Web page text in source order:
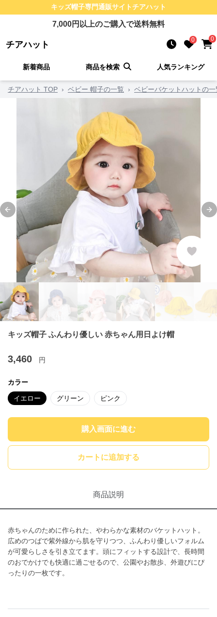
キッズ帽子専門通販サイトチアハット
7,000円以上のご購入で送料無料
チアハット 0 0
新着商品 商品を検索 人気ランキング
チアハット TOP › ベビー 帽子の一覧 › ベビーバケットハットの一
Previous slide
キッズ帽子 ふんわり優しい 赤ちゃん用日よけ帽
3,460 円
カラー
イエロー グリーン ピンク
購入画面に進む
カートに追加する
商品説明
赤ちゃんのために作られた、やわらかな素材のバケットハット。
広めのつばで紫外線から肌を守りつつ、ふんわり優しいフォルム
が可愛らしさを引き立てます。頭にフィットする設計で、長時間
のおでかけでも快適に過ごせるので、公園やお散歩、外遊びにぴ
ったりの一枚です。